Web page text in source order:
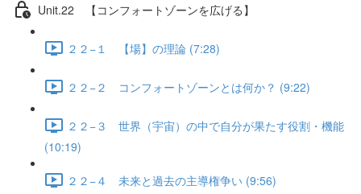
Unit.22 【コンフォートゾーンを広げる】
２２−１ 【場】の理論 (7:28)
２２−２ コンフォートゾーンとは何か？ (9:22)
２２−３ 世界（宇宙）の中で自分が果たす役割・機能
(10:19)
２２−４ 未来と過去の主導権争い (9:56)